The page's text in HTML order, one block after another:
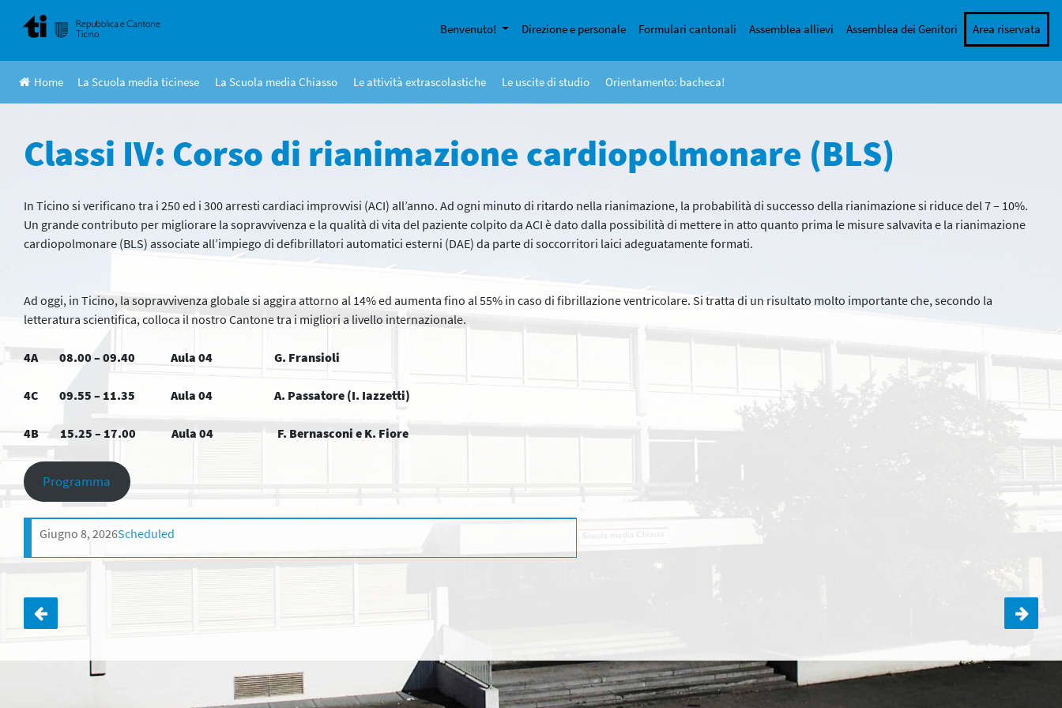
content
Benvenuto! Direzione e personale Formulari cantonali Assemblea allievi Assemblea dei Genitori Area riservata
Home La Scuola media ticinese La Scuola media Chiasso Le attività extrascolastiche Le uscite di studio Orientamento: bacheca!
Classi IV: Corso di rianimazione cardiopolmonare (BLS)
In Ticino si verificano tra i 250 ed i 300 arresti cardiaci improvvisi (ACI) all’anno. Ad ogni minuto di ritardo nella rianimazione, la probabilità di successo della rianimazione si riduce del 7 – 10%.
Un grande contributo per migliorare la sopravvivenza e la qualità di vita del paziente colpito da ACI è dato dalla possibilità di mettere in atto quanto prima le misure salvavita e la rianimazione
cardiopolmonare (BLS) associate all’impiego di defibrillatori automatici esterni (DAE) da parte di soccorritori laici adeguatamente formati.
Ad oggi, in Ticino, la sopravvivenza globale si aggira attorno al 14% ed aumenta fino al 55% in caso di fibrillazione ventricolare. Si tratta di un risultato molto importante che, secondo la
letteratura scientifica, colloca il nostro Cantone tra i migliori a livello internazionale.
4A 08.00 – 09.40 Aula 04 G. Fransioli
4C 09.55 – 11.35 Aula 04 A. Passatore (I. Iazzetti)
4B 15.25 – 17.00 Aula 04 F. Bernasconi e K. Fiore
Programma
Giugno 8, 2026Scheduled
Navigazione
articoli